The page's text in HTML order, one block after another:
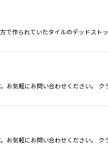
作られていたタイルのデッドスト
気軽にお問い合わせください。 ク
気軽にお問い合わせください。 ク